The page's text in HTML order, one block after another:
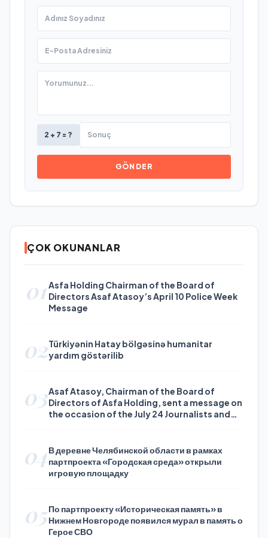
2 + 7 = ?
GÖNDER
ÇOK OKUNANLAR
01Asfa Holding Chairman of the Board of
Directors Asaf Atasoy’s April 10 Police Week
Message
02Türkiyənin Hatay bölgəsinə humanitar
yardım göstərilib
03Asaf Atasoy, Chairman of the Board of
Directors of Asfa Holding, sent a message on
the occasion of the July 24 Journalists and
04В деревне Челябинской области в рамках
партпроекта «Городская среда» открыли
игровую площадку
05По партпроекту «Историческая память» в
Нижнем Новгороде появился мурал в память о
Герое СВО